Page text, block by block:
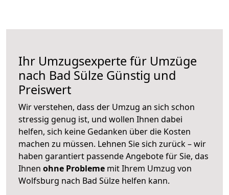
Ihr Umzugsexperte für Umzüge
nach Bad Sülze Günstig und
Preiswert
Wir verstehen, dass der Umzug an sich schon
stressig genug ist, und wollen Ihnen dabei
helfen, sich keine Gedanken über die Kosten
machen zu müssen. Lehnen Sie sich zurück – wir
haben garantiert passende Angebote für Sie, das
Ihnen ohne Probleme mit Ihrem Umzug von
Wolfsburg nach Bad Sülze helfen kann.